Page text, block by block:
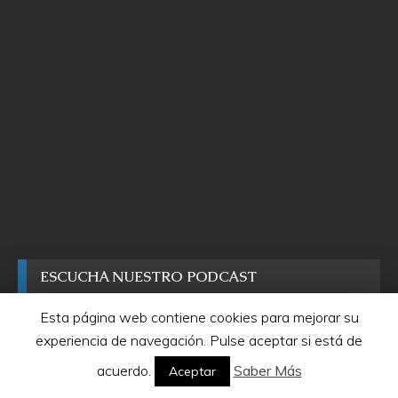
ESCUCHA NUESTRO PODCAST
Esta página web contiene cookies para mejorar su
experiencia de navegación. Pulse aceptar si está de
acuerdo.
Aceptar Saber Más